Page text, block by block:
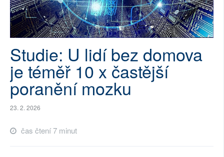
AUTOŘI
PŘÍSPĚVKY NA PROVOZ
SOCIÁLNÍ SÍTĚ
RUBRIKY
PLNÁ VERZE STRÁNEK
Studie: U lidí bez domova
je téměř 10 x častější
poranění mozku
23. 2. 2026
čas čtení 7 minut